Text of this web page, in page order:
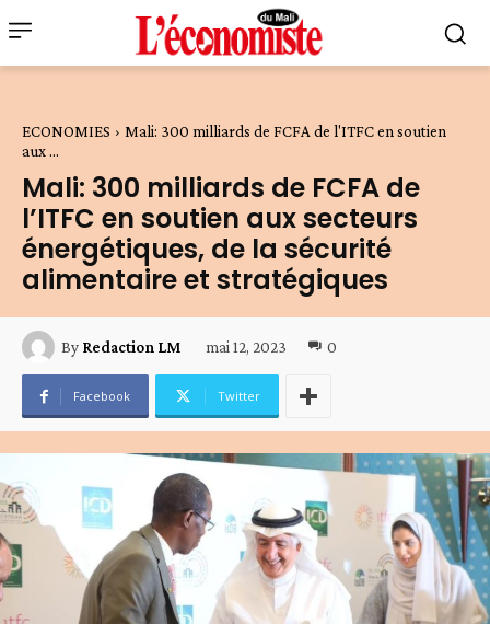
ECONOMIES
Mali: 300 milliards de FCFA de l'ITFC en soutien
aux ...
Mali: 300 milliards de FCFA de
l’ITFC en soutien aux secteurs
énergétiques, de la sécurité
alimentaire et stratégiques
By Redaction LM mai 12, 2023 0
Facebook Twitter